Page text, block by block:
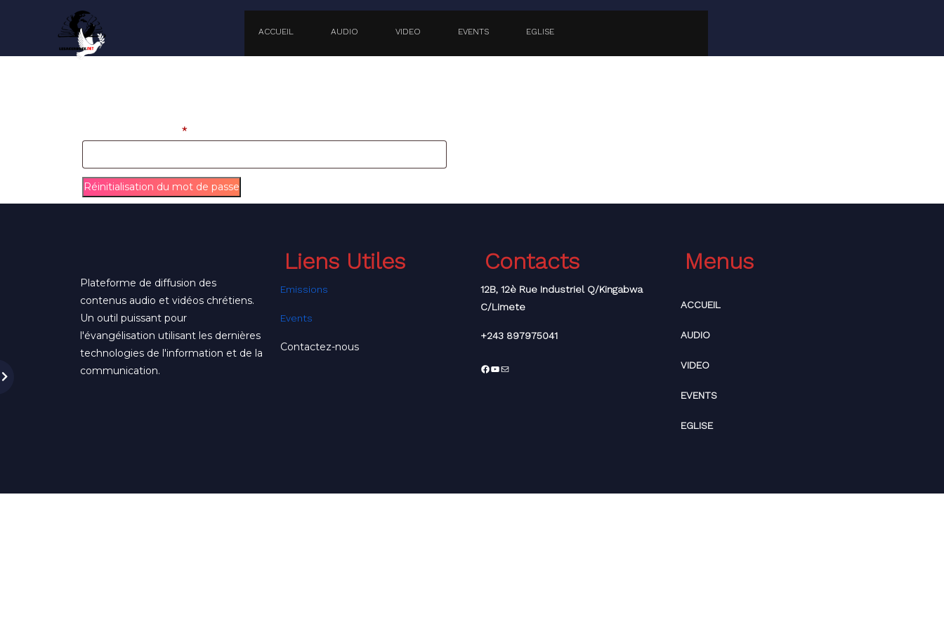
ACCUEIL AUDIO VIDEO EVENTS EGLISE
*Obligatoire
Réinitialisation du mot de passe
Plateforme de diffusion des
contenus audio et vidéos chrétiens.
Un outil puissant pour
l'évangélisation utilisant les dernières
technologies de l'information et de la
communication.
Liens Utiles
Emissions
Events
Contactez-nous
Contacts
12B, 12è Rue Industriel Q/Kingabwa
C/Limete
+243 897975041
Facebook
YouTube
E-
Menus
ACCUEIL
AUDIO
VIDEO
EVENTS
EGLISE